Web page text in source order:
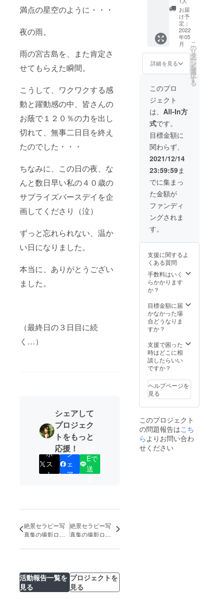
満点の星空のように・・・
夜の雨。
雨の宮古島を、また肯定さ
せてもらえた瞬間。
こうして、ワクワクする感
動と躍動感の中、皆さんの
お蔭で１２０％の力を出し
切れて、無事二日目を終え
たのでした・・・
ちなみに、この日の夜、な
んと数日早い私の４０歳の
サプライズバースデイを企
画してくださり（泣）
ずっと忘れられない、温か
い日になりました。
本当に、ありがとうござい
ました。
（最終日の３日目に続
く…）
シェアして
プロジェク
トをもっと
応援！
ポ
ス
ト
シ
ェ
ア
Eで
送
絶景セラピー写
真集の撮影ロケ
古島 １日目の記
絶景セラピー写
真集の撮影ロケ
古島 ３日目の記
活動報告一覧を
見る
プロジェクトを
見る
けさせ
ていた
だきま
す。 ※
エサレ
ンマッ
サージ
のセッ
ション
場所
は、大
阪市鶴
見区の
サロン
となり
ます。
https://
ground
work-
care.co
m/acce
ss/ ※
セッ
ション
に集中
してい
ただく
ため、
観点か
子様は
預けて
お越し
いただ
く形と
す。た
だし、
まだ自
力で移
ない赤
ちゃん
に限り
ご一緒
くこと
も可能
です。
※どのよ
を対象
にプレ
ゼント
したい
か、ご
いただ
きま
す。 ※
基本的
に日帰
りでの
予定し
ていま
（終日
を予定
／ロケ
の候補
地はこ
ちらで
決めさ
せてい
ただき
ま
す。）
※絶景セ
ラピー
の撮影
ロケ
（１
回）に
同行し
りま
す。
日につ
きまし
にのら
せてい
ただき
※ロケ
地・ロ
ケの箇
所は資
金の調
達と予
増減し
ます。
※お届け
予定日
は２０
２２年
は別途
ご相談
くださ
い。）
※お届け
予定は
２０２
２月と
なって
すが、
撮影に
行った
都度で
分けて
お渡し
するこ
とも可
能で
す。
に香り
のある
「精
油」を
混ぜて
作るオ
リジナ
ルのこ
とで
もちろ
ん、ご
夫婦、
ご友
人、
カップ
ルなど
でも
OK！ 皆
さん
が、手
と手の
温もり
やタッ
チを通
じて、
絆を深
めた
感覚に
気付け
る場に
できた
らと
思って
「写真
集制作
協力
開催
枠） 」
という
形で、
お名前
を写真
後に掲
載させ
ていた
だきま
す。
（掲載
名にご
ピスト
枠）」
という
形で、
お名前
を写真
後に掲
載させ
だきま
（掲載
名にご
ある場
合、リ
ターン
申込時
の「備
考欄」
にご記
載くだ
さい。
記載が
ない場
合、お
申込時
載させ
ていだ
きま
す。 な
お、掲
載が不
の旨を
ご記入
くださ
※カメラ
マンの
指定は
できま
※撮影
たくし
福井真
由が撮
影した
後に、
同じロ
ケー
させて
いただ
きま
す。 ※
掲載名
にご指
定があ
る場
申込時
考欄」
にご記
載くだ
さい。
記載が
ない場
合、お
申込時
前で掲
載させ
ていだ
きま
す。 な
お、掲
載が不
の旨を
ご記入
くださ
いま
せ。
（ブロ
につい
ても同
様で
メッ
セージ
とブロ
グでの
は2022
年12月
に、そ
れ以外
年2月の
お届け
となり
ます。
ただき
ます。
近鉄奈
良線
「富雄
駅」か
ら車で
約１０
性の高
い立地
にあり
なが
ら、サ
イトか
らは奈
良盆地
が一望
できる
という
贅沢な
ロケー
ショ
ン。
広々と
した敷
地で、
れるお
お過ご
しいた
だけま
す。 ※
レン
マッ
サージ
がリ
ターン
に含ま
れま
トリー
トメン
ト前後
は、お
みなが
らゆっ
たりと
お過ご
しいた
１６時
の間で
定）、
当店の
キャン
ピング
カーの
サイド
オーニ
ングを
広げる
形（写
真2枚目
参照）
でト
リート
メント
をさせ
ていた
だきま
す。 近
鉄奈良
線「富
雄駅」
から車
で約１
０分と
高い立
りなが
ら、サ
イトか
らは奈
良盆地
できる
という
贅沢な
ロケー
ン。
広々と
した敷
地で、
りと流
れるお
時間を
お過ご
だけま
す。 ※
１名様
のエサ
レン
お名前
掲載》
▶セラ
ピスト
向けの
オイル
マッ
サージ
１Day
講習
（１０
～１６
時を予
定）を
受講者
お一人
様３０
００円
の負担
で開催
させて
いただ
きま
す！ 講
師は
私、福
井真由
が務め
きま
講者様
は定員
６名
（を予
定）
本的に
は私が
SNS等
で募集
させて
いただ
きま
す。 そ
大阪市
内の会
場をレ
ンタル
習会を
開催さ
せてい
ただき
ます。
なただ
けのた
めに絶
景エサ
レン
マッ
サージ
をさせ
ていた
だきま
す＋写
真集お
名前掲
載》 あ
なたの
ご指定
の場所
にお伺
いし、
絶景エ
サレン
マッ
サージ
をさせ
ていた
だきま
す！ ま
た、
協力
セラ
ピー特
別セッ
ション
枠） 」
形で、
お名前
を写真
集の最
載させ
ていた
だきま
す。
名にご
指定が
ある場
合、リ
申込時
の「備
考欄」
にご記
載くだ
お届
け予
定：
2022
年05
月
詳細を見る
こ
の
リ
タ
ー
ン
を
選
択
す
る
このプロ
ジェクト
は、 All-In方
式です。
目標金額に
関わらず、
2021/12/14
23:59:59ま
でに集まっ
た金額が
ファンディ
ングされま
す。
支援に関するよ
くある質問
手数料はいく
らかかります
か？
目標金額に届
かなかった場
合どうなりま
すか？
支援で困った
時はどこに相
談したらいい
ですか？
ヘルプページを
見る
このプロジェクト
の問題報告はこち
ら よりお問い合わ
せください